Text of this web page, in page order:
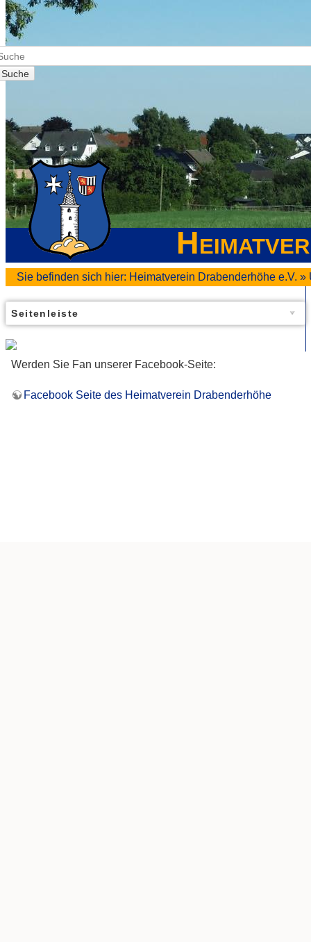
Suche
Sie befinden sich hier: Heimatverein Drabenderhöhe e.V. »
Seitenleiste
Werden Sie Fan unserer Facebook-Seite:
Facebook Seite des Heimatverein Drabenderhöhe